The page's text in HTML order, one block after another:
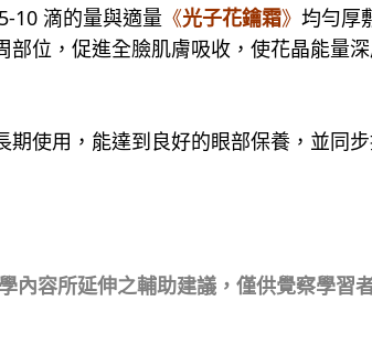
10 滴的量與適量 《光子花鑰霜》 均勻厚
部位，促進全臉肌膚吸收，使花晶能量
使用，能達到良好的眼部保養，並同
內容所延伸之輔助建議，僅供覺察學習